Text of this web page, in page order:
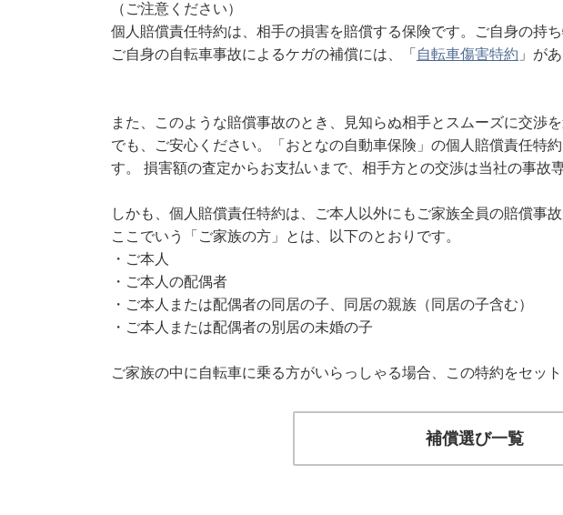
（ご注意ください）
個人賠償責任特約は、相手の損害を賠償する保険です。ご自身の持
ご自身の自転車事故によるケガの補償には、「 自転車傷害特約 」が
また、このような賠償事故のとき、見知らぬ相手とスムーズに交渉
でも、ご安心ください。「おとなの自動車保険」の個人賠償責任特
す。 損害額の査定からお支払いまで、相手方との交渉は当社の事故
しかも、個人賠償責任特約は、ご本人以外にもご家族全員の賠償事故
ここでいう「ご家族の方」とは、以下のとおりです。
・ご本人
・ご本人の配偶者
・ご本人または配偶者の同居の子、同居の親族（同居の子含む）
・ご本人または配偶者の別居の未婚の子
ご家族の中に自転車に乗る方がいらっしゃる場合、この特約をセット
補償選び一覧